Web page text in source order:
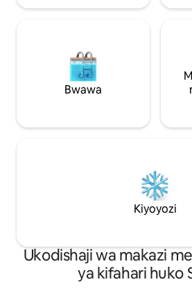
Bwawa
Kiyoyozi
Ukodishaji wa makazi
ya kifahari huko